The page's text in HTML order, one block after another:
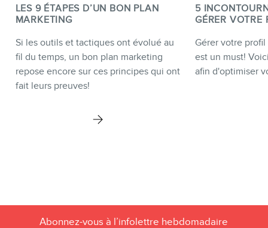
LES 9 ÉTAPES D’UN BON PLAN
MARKETING
Si les outils et tactiques ont évolué au
fil du temps, un bon plan marketing
repose encore sur ces principes qui ont
fait leurs preuves!
5
GÉRER VOTRE
Gérer votre
est un must!
afin d'optimiser
Abonnez-vous à l’infolettre hebdomadaire